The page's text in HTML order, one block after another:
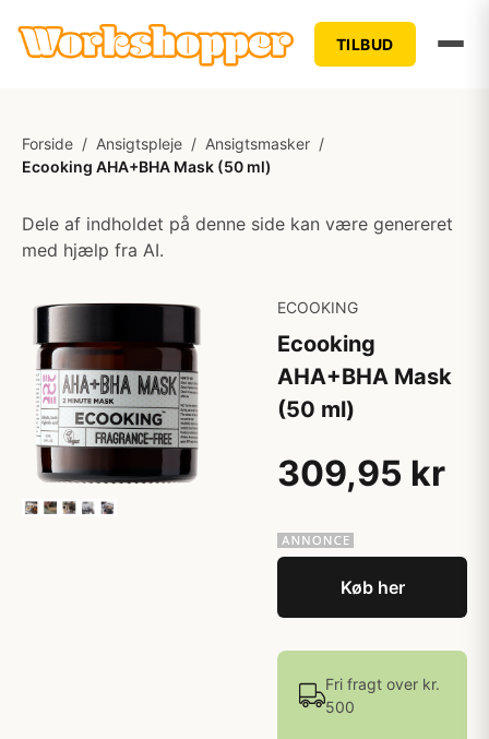
TILBUD
Forside / Ansigtspleje / Ansigtsmasker /
Ecooking AHA+BHA Mask (50 ml)
Dele af indholdet på denne side kan være genereret
med hjælp fra AI.
ECOOKING
Ecooking
AHA+BHA Mask
(50 ml)
309,95 kr
Køb her
Fri fragt over kr.
500